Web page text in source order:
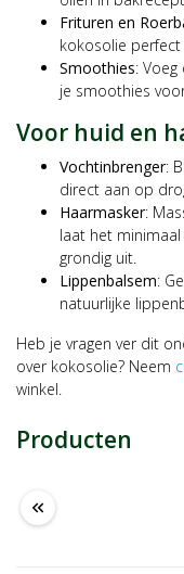
Frituren en
kokosolie
Smoothies:
je smoothies
Voor huid en
Vochtinbrenger:
direct aan op
Haarmasker:
laat het
grondig uit.
Lippenbalsem:
natuurlijke
Heb je vragen ver dit
over kokosolie? Neem
winkel.
Producten
keyboard_double_arrow_left